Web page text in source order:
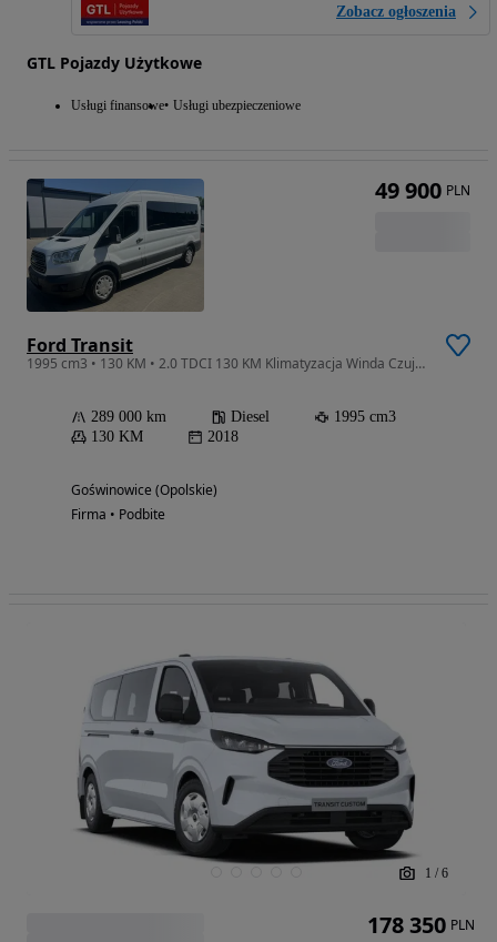
Zobacz ogłoszenia
GTL Pojazdy Użytkowe
Usługi finansowe Usługi ubezpieczeniowe
Ford Transit
1995 cm3 • 130 KM • 2.0 TDCI 130 KM Klimatyzacja Winda Czujniki Grzana szyba Webasto
289 000 km Diesel
1995 cm3
130 KM
2018
Goświnowice (Opolskie)
Firma • Podbite
49 900 PLN
1 / 6
178 350 PLN